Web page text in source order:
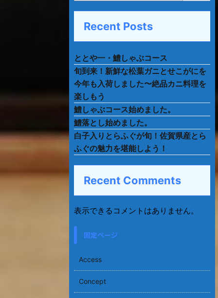
Recent Posts
ととや一・鱧しゃぶコース
旬到来！新鮮な松葉ガニとせこがにを
今年も入荷しました〜絶品カニ料理を
楽しもう
鱧しゃぶコース始めました。
鱧落とし始めました。
白子入りとらふぐが旬！佐賀県産とら
ふぐの魅力を堪能しよう！
Recent Comments
表示できるコメントはありません。
固定ページ
Access
Concept